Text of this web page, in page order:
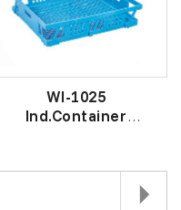
WI-1025
Ind.Container